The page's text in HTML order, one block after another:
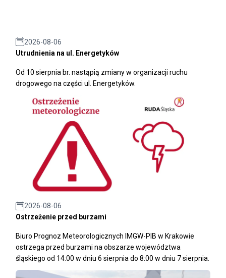
2026-08-06
Utrudnienia na ul. Energetyków
Od 10 sierpnia br. nastąpią zmiany w organizacji ruchu
drogowego na części ul. Energetyków.
2026-08-06
Ostrzeżenie przed burzami
Biuro Prognoz Meteorologicznych IMGW-PIB w Krakowie
ostrzega przed burzami na obszarze województwa
śląskiego od 14:00 w dniu 6 sierpnia do 8:00 w dniu 7 sierpnia.